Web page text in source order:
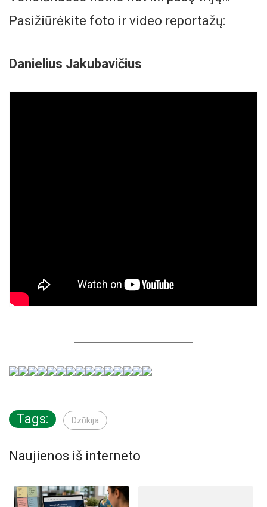
Pasižiūrėkite foto ir video reportažų:
Danielius Jakubavičius
Tags: Dzūkija
Naujienos iš interneto